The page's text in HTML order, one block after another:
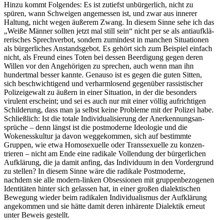
Hinzu kommt Folgendes: Es ist zutiefst unbür­gerlich, nicht zu
spüren, wann Schweigen angemessen ist, und zwar aus innerer
Haltung, nicht wegen äußerem Zwang. In diesem Sinne sehe ich das
„Weiße Männer sollten jetzt mal still sein“ nicht per se als antiauf­klä­
re­ri­sches Sprech­verbot, sondern zumindest in manchen Situa­tionen
als bürger­liches Anstands­gebot. Es gehört sich zum Beispiel einfach
nicht, als Freund eines Toten bei dessen Beerdigung gegen deren
Willen vor den Angehö­rigen zu sprechen, auch wenn man ihn
hundertmal besser kannte. Genauso ist es gegen die guten Sitten,
sich beschwich­tigend und verharm­losend gegenüber rassis­ti­scher
Polizei­gewalt zu äußern in einer Situation, in der die besonders
virulent erscheint; und sei es auch nur mit einer völlig aufrich­tigen
Schil­derung, dass man ja selbst keine Probleme mit der Polizei habe.
Schließlich: Ist die totale Indivi­dua­li­sierung der Anerken­nungs­an­
sprüche – denn längst ist die postmo­derne Ideologie und die
Wokeness­kultur ja davon wegge­kommen, sich auf bestimmte
Gruppen, wie etwa Homose­xuelle oder Trans­se­xuelle zu konzen­
trieren – nicht am Ende eine radikale Vollendung der bürger­lichen
Aufklärung, die ja damit anfing, das Individuum in den Vorder­grund
zu stellen? In diesem Sinne wäre die radikale Postmo­derne,
nachdem sie alle modern-linken Obses­sionen mit gruppen­be­zo­genen
Identi­täten hinter sich gelassen hat, in einer großen dialek­ti­schen
Bewegung wieder beim radikalen Indivi­dua­lismus der Aufklärung
angekommen und sie hätte damit deren inhärente Dialektik erneut
unter Beweis gestellt.